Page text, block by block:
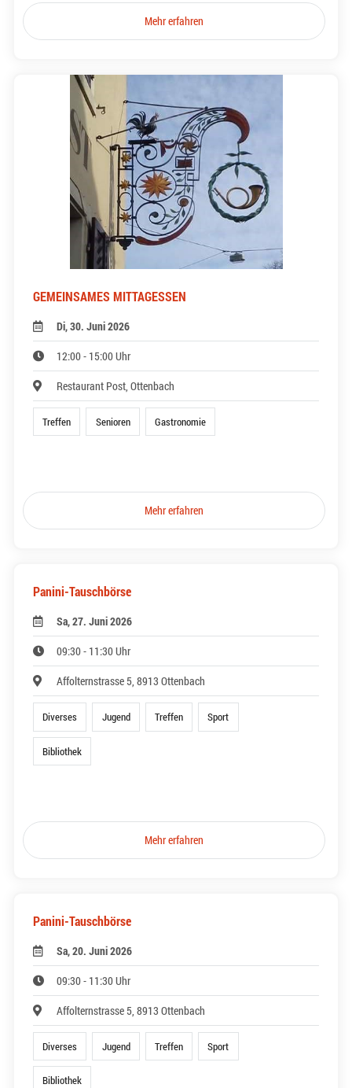
Mehr erfahren
GEMEINSAMES MITTAGESSEN
Di, 30. Juni 2026
12:00 - 15:00 Uhr
Restaurant Post, Ottenbach
Treffen Senioren Gastronomie
Mehr erfahren
Panini-Tauschbörse
Sa, 27. Juni 2026
09:30 - 11:30 Uhr
Affolternstrasse 5, 8913 Ottenbach
Diverses Jugend Treffen Sport
Bibliothek
Mehr erfahren
Panini-Tauschbörse
Sa, 20. Juni 2026
09:30 - 11:30 Uhr
Affolternstrasse 5, 8913 Ottenbach
Diverses Jugend Treffen Sport
Bibliothek